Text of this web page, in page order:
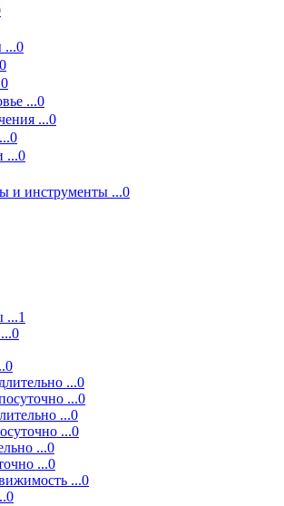
...0
...0
...0
...0
и инструменты ...0
...1
...0
...0
...0
...0
...0
...0
...0